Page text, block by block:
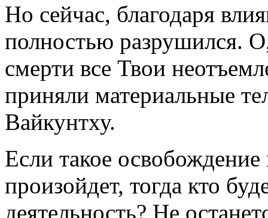
Но сейчас, благодаря
полностью разрушился.
смерти все Твои
приняли материальные
Вайкунтху.
Если такое
произойдет, тогда кто
деятельность? Не